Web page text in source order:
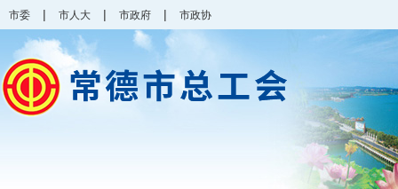
市委 | 市人大 | 市政府 | 市政协